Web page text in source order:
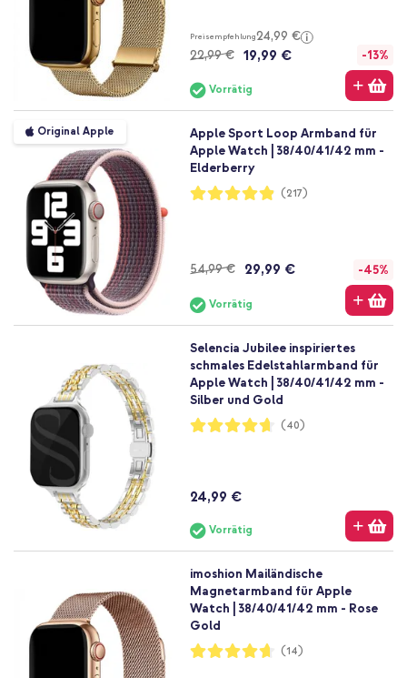
Preisempfehlung24,99 €
22,99 € 19,99 € -13%
Vorrätig
Original Apple
Apple Sport Loop Armband für
Apple Watch | 38/40/41/42 mm -
Elderberry
Bewertung:
97%
(217)
54,99 € 29,99 € -45%
Vorrätig
Selencia Jubilee inspiriertes
schmales Edelstahlarmband für
Apple Watch | 38/40/41/42 mm -
Silber und Gold
Bewertung:
93%
(40)
24,99 €
Vorrätig
imoshion Mailändische
Magnetarmband für Apple
Watch | 38/40/41/42 mm - Rose
Gold
Bewertung:
93%
(14)